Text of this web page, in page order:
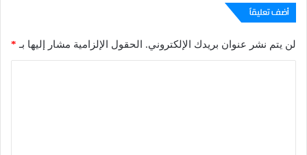
أضف تعليقاً
لن يتم نشر عنوان بريدك الإلكتروني. الحقول الإلزامية مشار إليها بـ *